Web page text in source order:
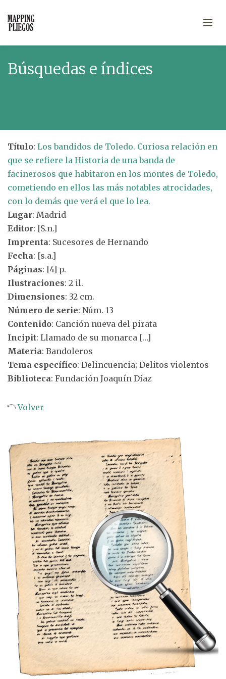
Búsquedas e índices
Título: Los bandidos de Toledo. Curiosa relación en
que se refiere la Historia de una banda de
facinerosos que habitaron en los montes de Toledo,
cometiendo en ellos las más notables atrocidades,
con lo demás que verá el que lo lea.
Lugar: Madrid
Editor: [S.n.]
Imprenta: Sucesores de Hernando
Fecha: [s.a.]
Páginas: [4] p.
Ilustraciones: 2 il.
Dimensiones: 32 cm.
Número de serie: Núm. 13
Contenido: Canción nueva del pirata
Incipit: Llamado de su monarca […]
Materia: Bandoleros
Tema específico: Delincuencia; Delitos violentos
Biblioteca: Fundación Joaquín Díaz
Volver